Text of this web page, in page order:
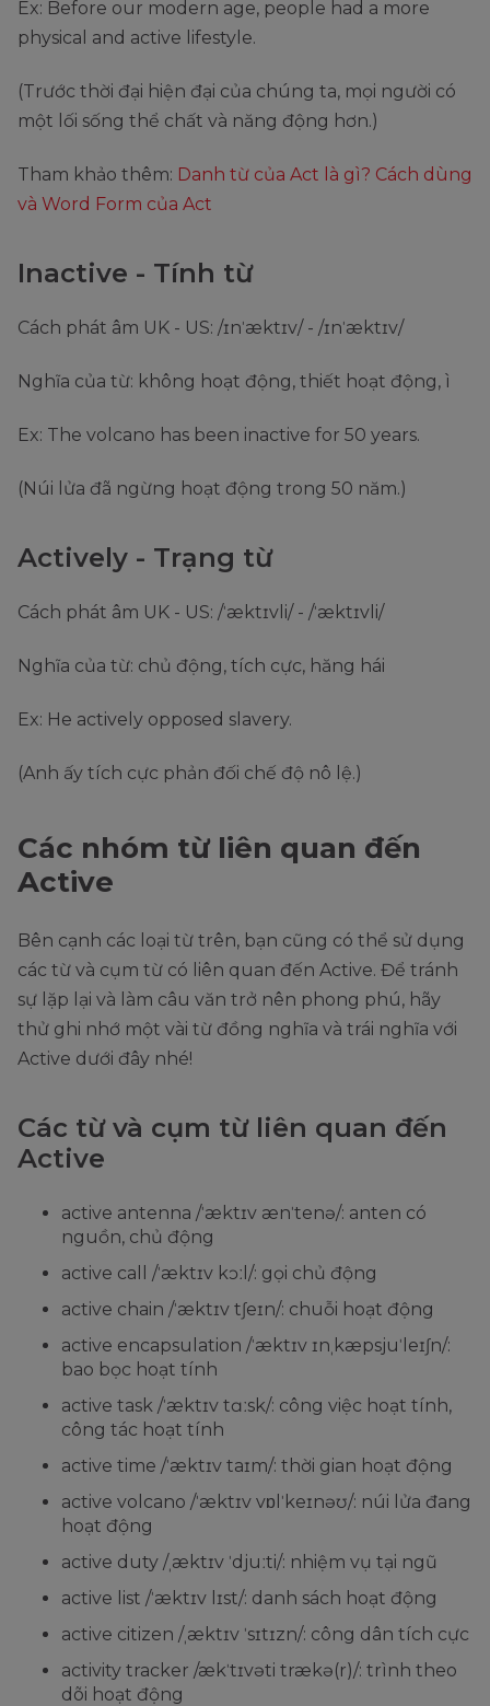
Ex: Before our modern age, people had a more
physical and active lifestyle.
(Trước thời đại hiện đại của chúng ta, mọi người có
một lối sống thể chất và năng động hơn.)
Tham khảo thêm: Danh từ của Act là gì? Cách dùng
và Word Form của Act
Inactive - Tính từ
Cách phát âm UK - US: /ɪnˈæktɪv/ - /ɪnˈæktɪv/
Nghĩa của từ: không hoạt động, thiết hoạt động, ì
Ex: The volcano has been inactive for 50 years.
(Núi lửa đã ngừng hoạt động trong 50 năm.)
Actively - Trạng từ
Cách phát âm UK - US: /ˈæktɪvli/ - /ˈæktɪvli/
Nghĩa của từ: chủ động, tích cực, hăng hái
Ex: He actively opposed slavery.
(Anh ấy tích cực phản đối chế độ nô lệ.)
Các nhóm từ liên quan đến
Active
Bên cạnh các loại từ trên, bạn cũng có thể sử dụng
các từ và cụm từ có liên quan đến Active. Để tránh
sự lặp lại và làm câu văn trở nên phong phú, hãy
thử ghi nhớ một vài từ đồng nghĩa và trái nghĩa với
Active dưới đây nhé!
Các từ và cụm từ liên quan đến
Active
active antenna /ˈæktɪv ænˈtenə/: anten có
nguồn, chủ động
active call /ˈæktɪv kɔːl/: gọi chủ động
active chain /ˈæktɪv tʃeɪn/: chuỗi hoạt động
active encapsulation /ˈæktɪv ɪnˌkæpsjuˈleɪʃn/:
bao bọc hoạt tính
active task /ˈæktɪv tɑːsk/: công việc hoạt tính,
công tác hoạt tính
active time /ˈæktɪv taɪm/: thời gian hoạt động
active volcano /ˈæktɪv vɒlˈkeɪnəʊ/: núi lửa đang
hoạt động
active duty /ˌæktɪv ˈdjuːti/: nhiệm vụ tại ngũ
active list /ˈæktɪv lɪst/: danh sách hoạt động
active citizen /ˌæktɪv ˈsɪtɪzn/: công dân tích cực
activity tracker /ækˈtɪvəti trækə(r)/: trình theo
dõi hoạt động